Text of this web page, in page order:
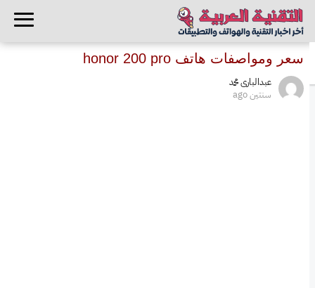
سعر ومواصفات هاتف honor 200 pro
عبدالبارى محمد
سنتين ago